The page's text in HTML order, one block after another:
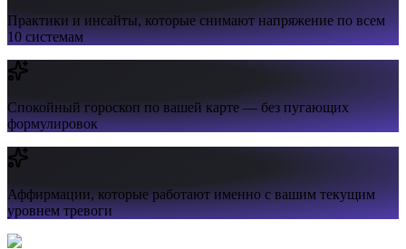
Практики и инсайты,которые снимают напряжение по всем
10 системам
Спокойный гороскоппо вашей карте — без пугающих
формулировок
Аффирмации,которые работают именно с вашим текущим
уровнем тревоги